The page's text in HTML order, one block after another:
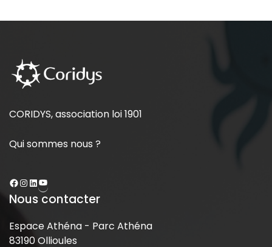
CORIDYS, association loi 1901
Qui sommes nous ?
Nous contacter
Espace Athéna - Parc Athéna
83190 Ollioules